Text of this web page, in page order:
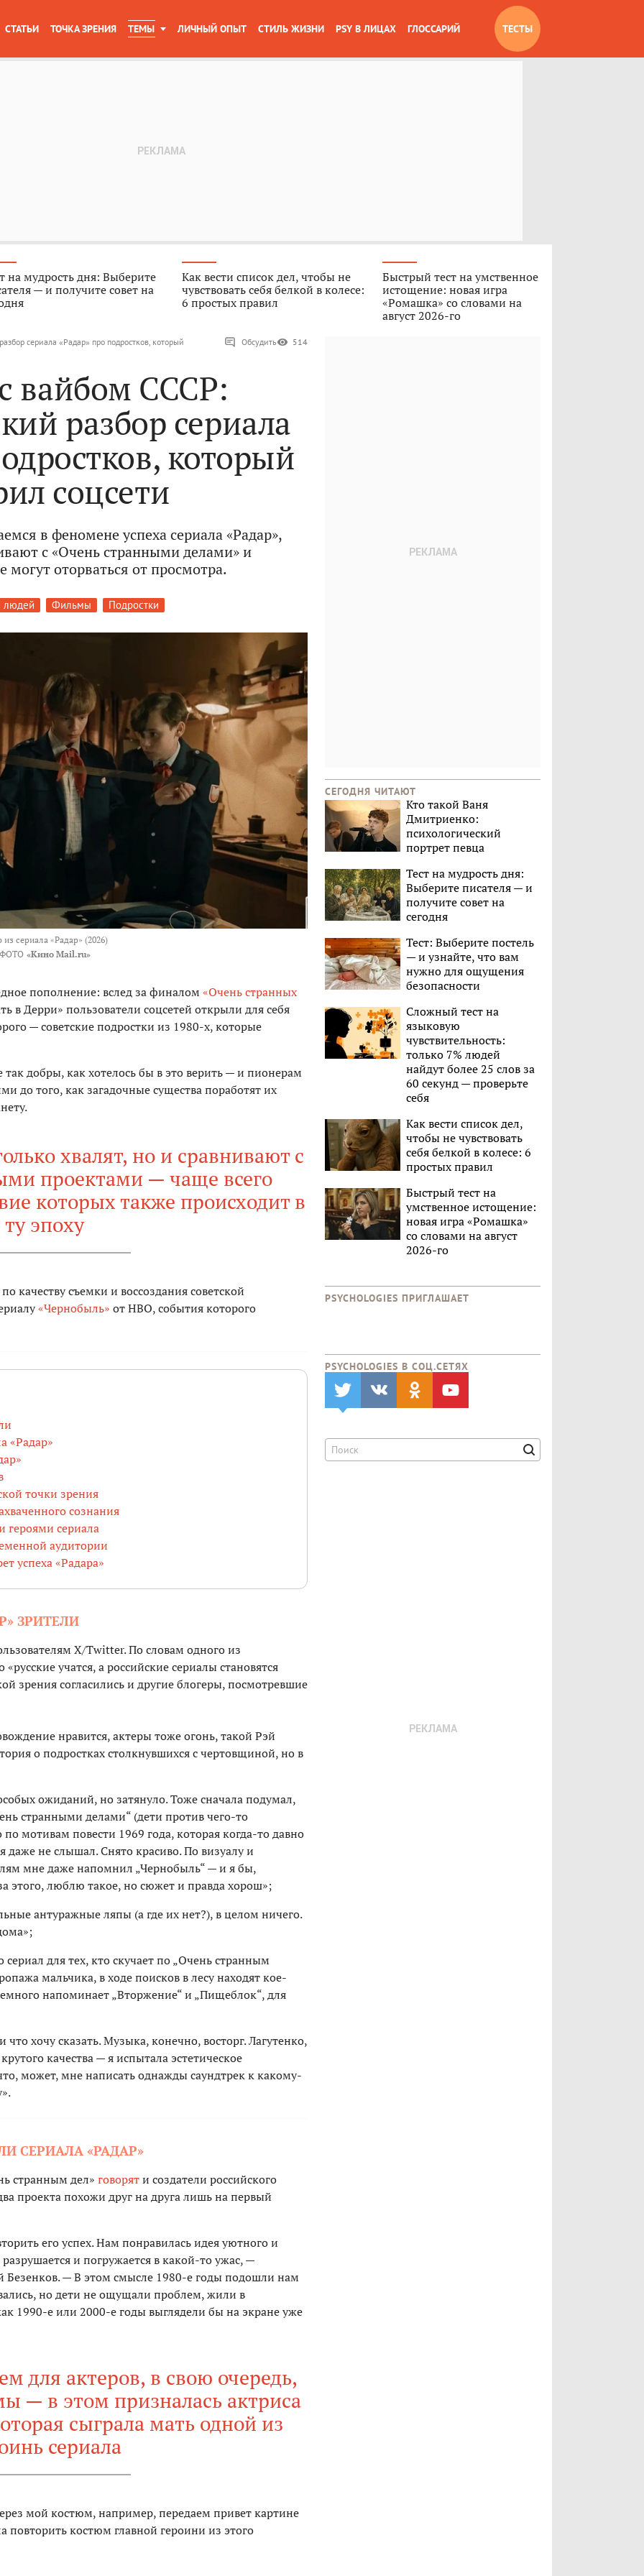
СТАТЬИ ТОЧКА ЗРЕНИЯ ТЕМЫ ЛИЧНЫЙ ОПЫТ СТИЛЬ ЖИЗНИ PSY В ЛИЦАХ ГЛОССАРИЙ ТЕСТЫ
на мудрость дня: Выберите
— и получите совет на
Как вести список дел, чтобы не
чувствовать себя белкой в колесе:
6 простых правил
Быстрый тест на умственное
истощение: новая игра
«Ромашка» со словами на
август 2026-го
сериала «Радар» про подростков, который Обсудить 514
вайбом СССР:
разбор сериала
который
соцсети
в феномене успеха сериала «Радар»,
с «Очень странными делами» и
оторваться от просмотра.
людей Фильмы Подростки
из сериала «Радар» (2026)
«Кино Mail.ru»
пополнение: вслед за финалом«Очень странных
в Дерри» пользователи соцсетей открыли для себя
— советские подростки из 1980-х, которые
так добры, как хотелось бы в это верить — и пионерам
до того, как загадочные существа поработят их
хвалят, но и сравнивают с
проектами — чаще всего
которых также происходит в
ту эпоху
качеству съемки и воссоздания советской
«Чернобыль» от HBO, события которого
«Радар»
точки зрения
сознания
героями сериала
аудитории
успеха «Радара»
ЗРИТЕЛИ
X/Twitter. По словам одного из
учатся, а российские сериалы становятся
зрения согласились и другие блогеры, посмотревшие
нравится, актеры тоже огонь, такой Рэй
о подростках столкнувшихся с чертовщиной, но в
ожиданий, но затянуло. Тоже сначала подумал,
странными делами“ (дети против чего-то
мотивам повести 1969 года, которая когда-то давно
даже не слышал. Снято красиво. По визуалу и
мне даже напомнил „Чернобыль“ — и я бы,
этого, люблю такое, но сюжет и правда хорош»;
антуражные ляпы (а где их нет?), в целом ничего.
для тех, кто скучает по „Очень странным
мальчика, в ходе поисков в лесу находят кое-
напоминает „Вторжение“ и „Пищеблок“, для
хочу сказать. Музыка, конечно, восторг. Лагутенко,
качества — я испытала эстетическое
может, мне написать однажды саундтрек к какому-
СЕРИАЛА «РАДАР»
странным дел» говоряти создатели российского
проекта похожи друг на друга лишь на первый
его успех. Нам понравилась идея уютного и
и погружается в какой-то ужас, —
Безенков. — В этом смысле 1980-е годы подошли нам
но дети не ощущали проблем, жили в
1990-е или 2000-е годы выглядели бы на экране уже
для актеров, в свою очередь,
— в этом призналась актриса
сыграла мать одной из
сериала
мой костюм, например, передаем привет картине
повторить костюм главной героини из этого
СЕГОДНЯ ЧИТАЮТ
Кто такой Ваня
Дмитриенко:
психологический
портрет певца
Тест на мудрость дня:
Выберите писателя — и
получите совет на
сегодня
Тест: Выберите постель
— и узнайте, что вам
нужно для ощущения
безопасности
Сложный тест на
языковую
чувствительность:
только 7% людей
найдут более 25 слов за
60 секунд — проверьте
себя
Как вести список дел,
чтобы не чувствовать
себя белкой в колесе: 6
простых правил
Быстрый тест на
умственное истощение:
новая игра «Ромашка»
со словами на август
2026-го
PSYCHOLOGIES ПРИГЛАШАЕТ
PSYCHOLOGIES В CОЦ.СЕТЯХ